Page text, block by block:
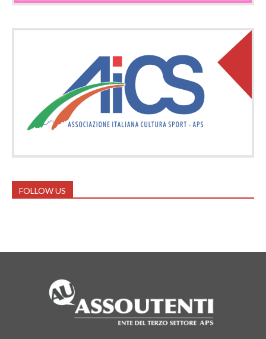
FOLLOW US